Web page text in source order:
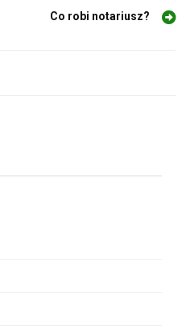
Co robi notariusz?